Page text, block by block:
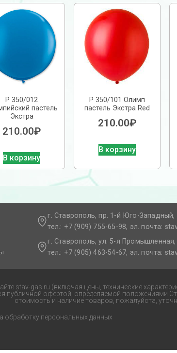
Р 350/012
пастель
Экстра
210.00₽
В корзину
Р 350/101 Олимп
пастель Экстра Red
210.00₽
В корзину
г. Ставрополь, пр. 1-й Юго-Западный,
тел.: +7 (909) 755-65-98, эл. почта:
г. Ставрополь, ул. 5-я
тел.: +7 (905) 463-54-67, эл. почта:
stav-gas.ru (включая цены, технические
публичной офертой, определяемой положениями
стоимость и наличие товаров, пожалуйста,
обработку персональных данных